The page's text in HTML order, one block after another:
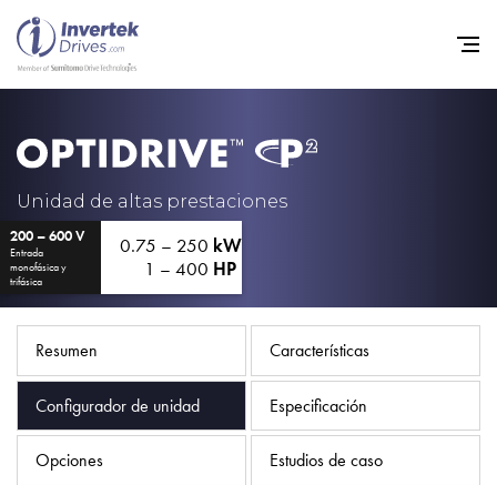
Unidad de altas prestaciones
200 – 600 V
Entrada
monofásica y
trifásica
0.75 – 250 kW
1 – 400 HP
Resumen Características
Configurador de unidad Especificación
Opciones Estudios de caso
Home
Noticias
Empleo
Acerca de
Contacto